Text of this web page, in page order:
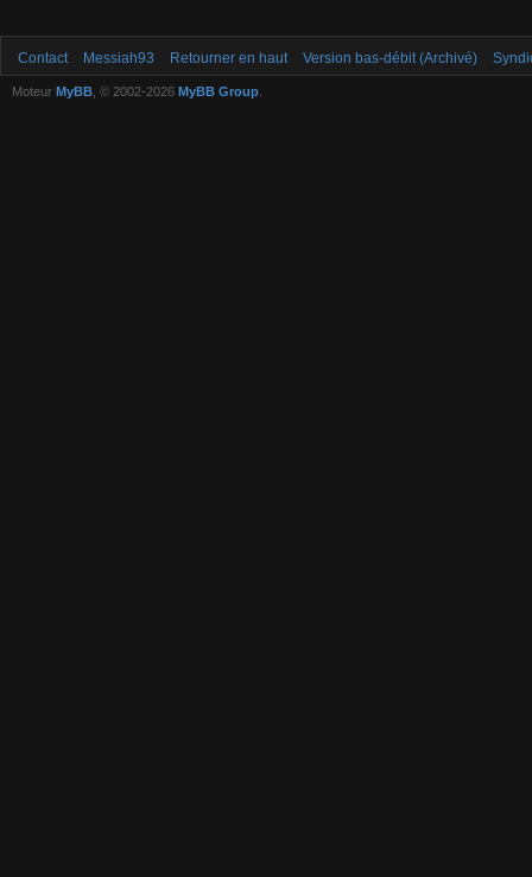
Contact Messiah93 Retourner en haut Version bas-débit (Archivé)
Moteur MyBB , © 2002-2026 MyBB Group